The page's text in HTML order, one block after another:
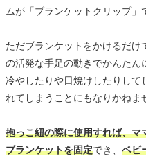
ムが「ブランケットクリップ」
ただブランケットをかけるだ
の活発な手足の動きでかんたん
冷やしたりや日焼けしたりして
れてしまうことにもなりかねま
抱っこ紐の際に使用すれば、
ブランケットを固定でき、 ベビ